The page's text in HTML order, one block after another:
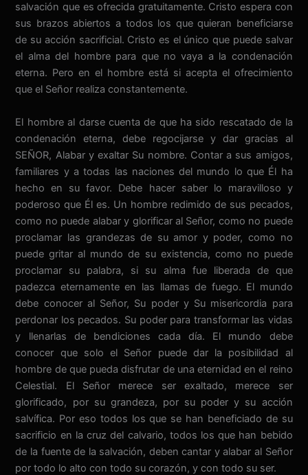
salvación que es ofrecida gratuitamente. Cristo espera con
sus brazos abiertos a todos los que quieran beneficiarse
de su acción sacrificial. Cristo es el único que puede salvar
el alma del hombre para que no vaya a la condenación
eterna. Pero en el hombre está si acepta el ofrecimiento
que el Señor realiza constantemente.
El hombre al darse cuenta de que ha sido rescatado de la
condenación eterna, debe regocijarse y dar gracias al
SEÑOR, Alabar y exaltar Su nombre. Contar a sus amigos,
familiares y a todas las naciones del mundo lo que Él ha
hecho en su favor. Debe hacer saber lo maravilloso y
poderoso que Él es. Un hombre redimido de sus pecados,
como no puede alabar y glorificar al Señor, como no puede
proclamar las grandezas de su amor y poder, como no
puede gritar al mundo de su existencia, como no puede
proclamar su palabra, si su alma fue liberada de que
padezca eternamente en las llamas de fuego. El mundo
debe conocer al Señor, Su poder y Su misericordia para
perdonar los pecados. Su poder para transformar las vidas
y llenarlas de bendiciones cada día. El mundo debe
conocer que solo el Señor puede dar la posibilidad al
hombre de que pueda disfrutar de una eternidad en el reino
Celestial. El Señor merece ser exaltado, merece ser
glorificado, por su grandeza, por su poder y su acción
salvífica. Por eso todos los que se han beneficiado de su
sacrificio en la cruz del calvario, todos los que han bebido
de la fuente de la salvación, deben cantar y alabar al Señor
por todo lo alto con todo su corazón, y con todo su ser.